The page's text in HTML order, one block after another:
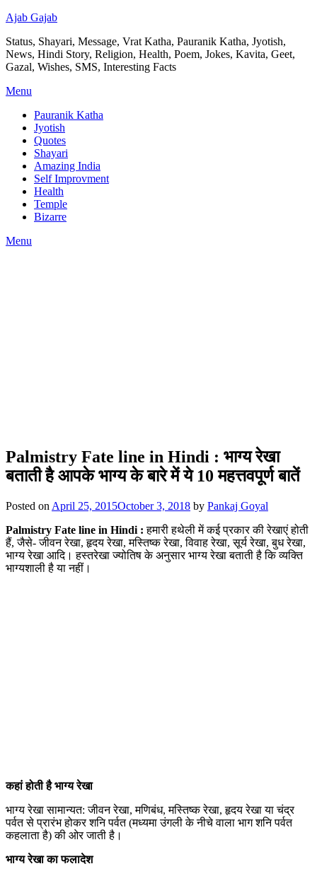
Ajab Gajab
Status, Shayari, Message, Vrat Katha, Pauranik Katha, Jyotish,
News, Hindi Story, Religion, Health, Poem, Jokes, Kavita, Geet,
Gazal, Wishes, SMS, Interesting Facts
Menu
Pauranik Katha
Jyotish
Quotes
Shayari
Amazing India
Self Improvment
Health
Temple
Bizarre
Menu
Palmistry Fate line in Hindi : भाग्य रेखा
बताती है आपके भाग्य के बारे में ये 10 महत्तवपूर्ण बातें
Posted on April 25, 2015October 3, 2018 by Pankaj Goyal
Palmistry Fate line in Hindi : हमारी हथेली में कई प्रकार की रेखाएं होती
हैं, जैसे- जीवन रेखा, हृदय रेखा, मस्तिष्क रेखा, विवाह रेखा, सूर्य रेखा, बुध रेखा,
भाग्य रेखा आदि। हस्तरेखा ज्योतिष के अनुसार भाग्य रेखा बताती है कि व्यक्ति
भाग्यशाली है या नहीं।
कहां होती है भाग्य रेखा
भाग्य रेखा सामान्यत: जीवन रेखा, मणिबंध, मस्तिष्क रेखा, हृदय रेखा या चंद्र
पर्वत से प्रारंभ होकर शनि पर्वत (मध्यमा उंगली के नीचे वाला भाग शनि पर्वत
कहलाता है) की ओर जाती है।
भाग्य रेखा का फलादेश